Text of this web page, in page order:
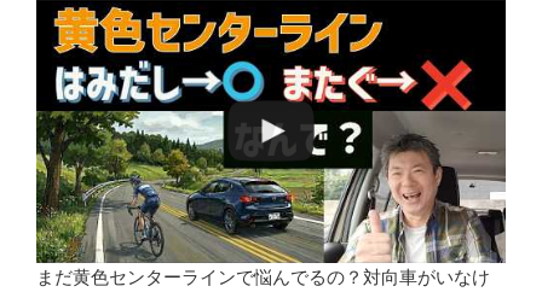
まだ黄色センターラインで悩んでるの？対向車がいなけ